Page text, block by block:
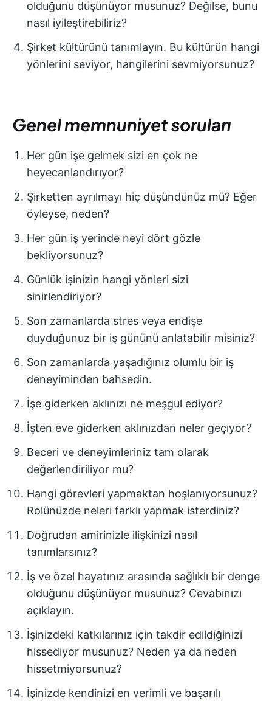
olduğunu düşünüyor musunuz? Değilse, bunu
nasıl iyileştirebiliriz?
Şirket kültürünü tanımlayın. Bu kültürün hangi
yönlerini seviyor, hangilerini sevmiyorsunuz?
Genel memnuniyet soruları
Her gün işe gelmek sizi en çok ne
heyecanlandırıyor?
Şirketten ayrılmayı hiç düşündünüz mü? Eğer
öyleyse, neden?
Her gün iş yerinde neyi dört gözle
bekliyorsunuz?
Günlük işinizin hangi yönleri sizi
sinirlendiriyor?
Son zamanlarda stres veya endişe
duyduğunuz bir iş gününü anlatabilir misiniz?
Son zamanlarda yaşadığınız olumlu bir iş
deneyiminden bahsedin.
İşe giderken aklınızı ne meşgul ediyor?
İşten eve giderken aklınızdan neler geçiyor?
Beceri ve deneyimleriniz tam olarak
değerlendiriliyor mu?
Hangi görevleri yapmaktan hoşlanıyorsunuz?
Rolünüzde neleri farklı yapmak isterdiniz?
Doğrudan amirinizle ilişkinizi nasıl
tanımlarsınız?
İş ve özel hayatınız arasında sağlıklı bir denge
olduğunu düşünüyor musunuz? Cevabınızı
açıklayın.
İşinizdeki katkılarınız için takdir edildiğinizi
hissediyor musunuz? Neden ya da neden
hissetmiyorsunuz?
İşinizde kendinizi en verimli ve başarılı